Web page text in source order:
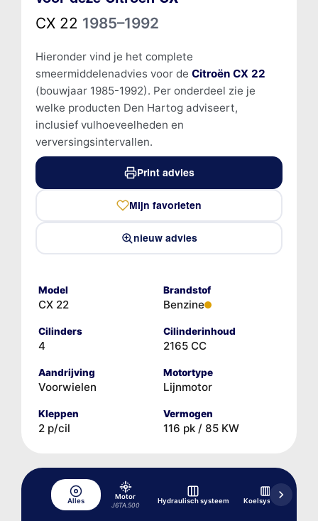
CX 22 1985–1992
Hieronder vind je het complete
smeermiddelenadvies voor de Citroën CX 22
(bouwjaar 1985-1992). Per onderdeel zie je
welke producten Den Hartog adviseert,
inclusief vulhoeveelheden en
verversingsintervallen.
Print advies
Mijn favorieten
nieuw advies
Model
CX 22
Brandstof
Benzine
Cilinders
4
Cilinderinhoud
2165 CC
Aandrijving
Voorwielen
Motortype
Lijnmotor
Kleppen
2 p/cil
Vermogen
116 pk / 85 KW
Alles
Motor
J6TA.500
Hydraulisch systeem Koelsysteem